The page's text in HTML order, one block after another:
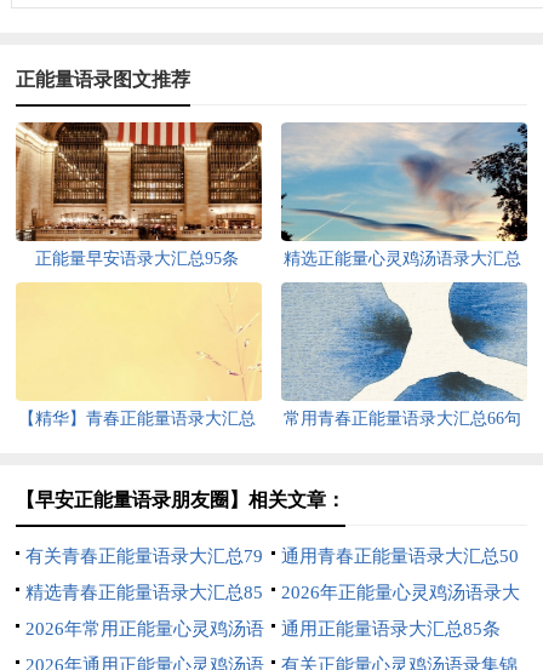
正能量语录图文推荐
正能量早安语录大汇总95条
精选正能量心灵鸡汤语录大汇总
84条
【精华】青春正能量语录大汇总
常用青春正能量语录大汇总66句
【早安正能量语录朋友圈】相关文章：
有关青春正能量语录大汇总79
条
通用青春正能量语录大汇总50
条
精选青春正能量语录大汇总85
条
2026年正能量心灵鸡汤语录大
汇总77条
2026年常用正能量心灵鸡汤语
录集合85句
通用正能量语录大汇总85条
2026年通用正能量心灵鸡汤语
有关正能量心灵鸡汤语录集锦